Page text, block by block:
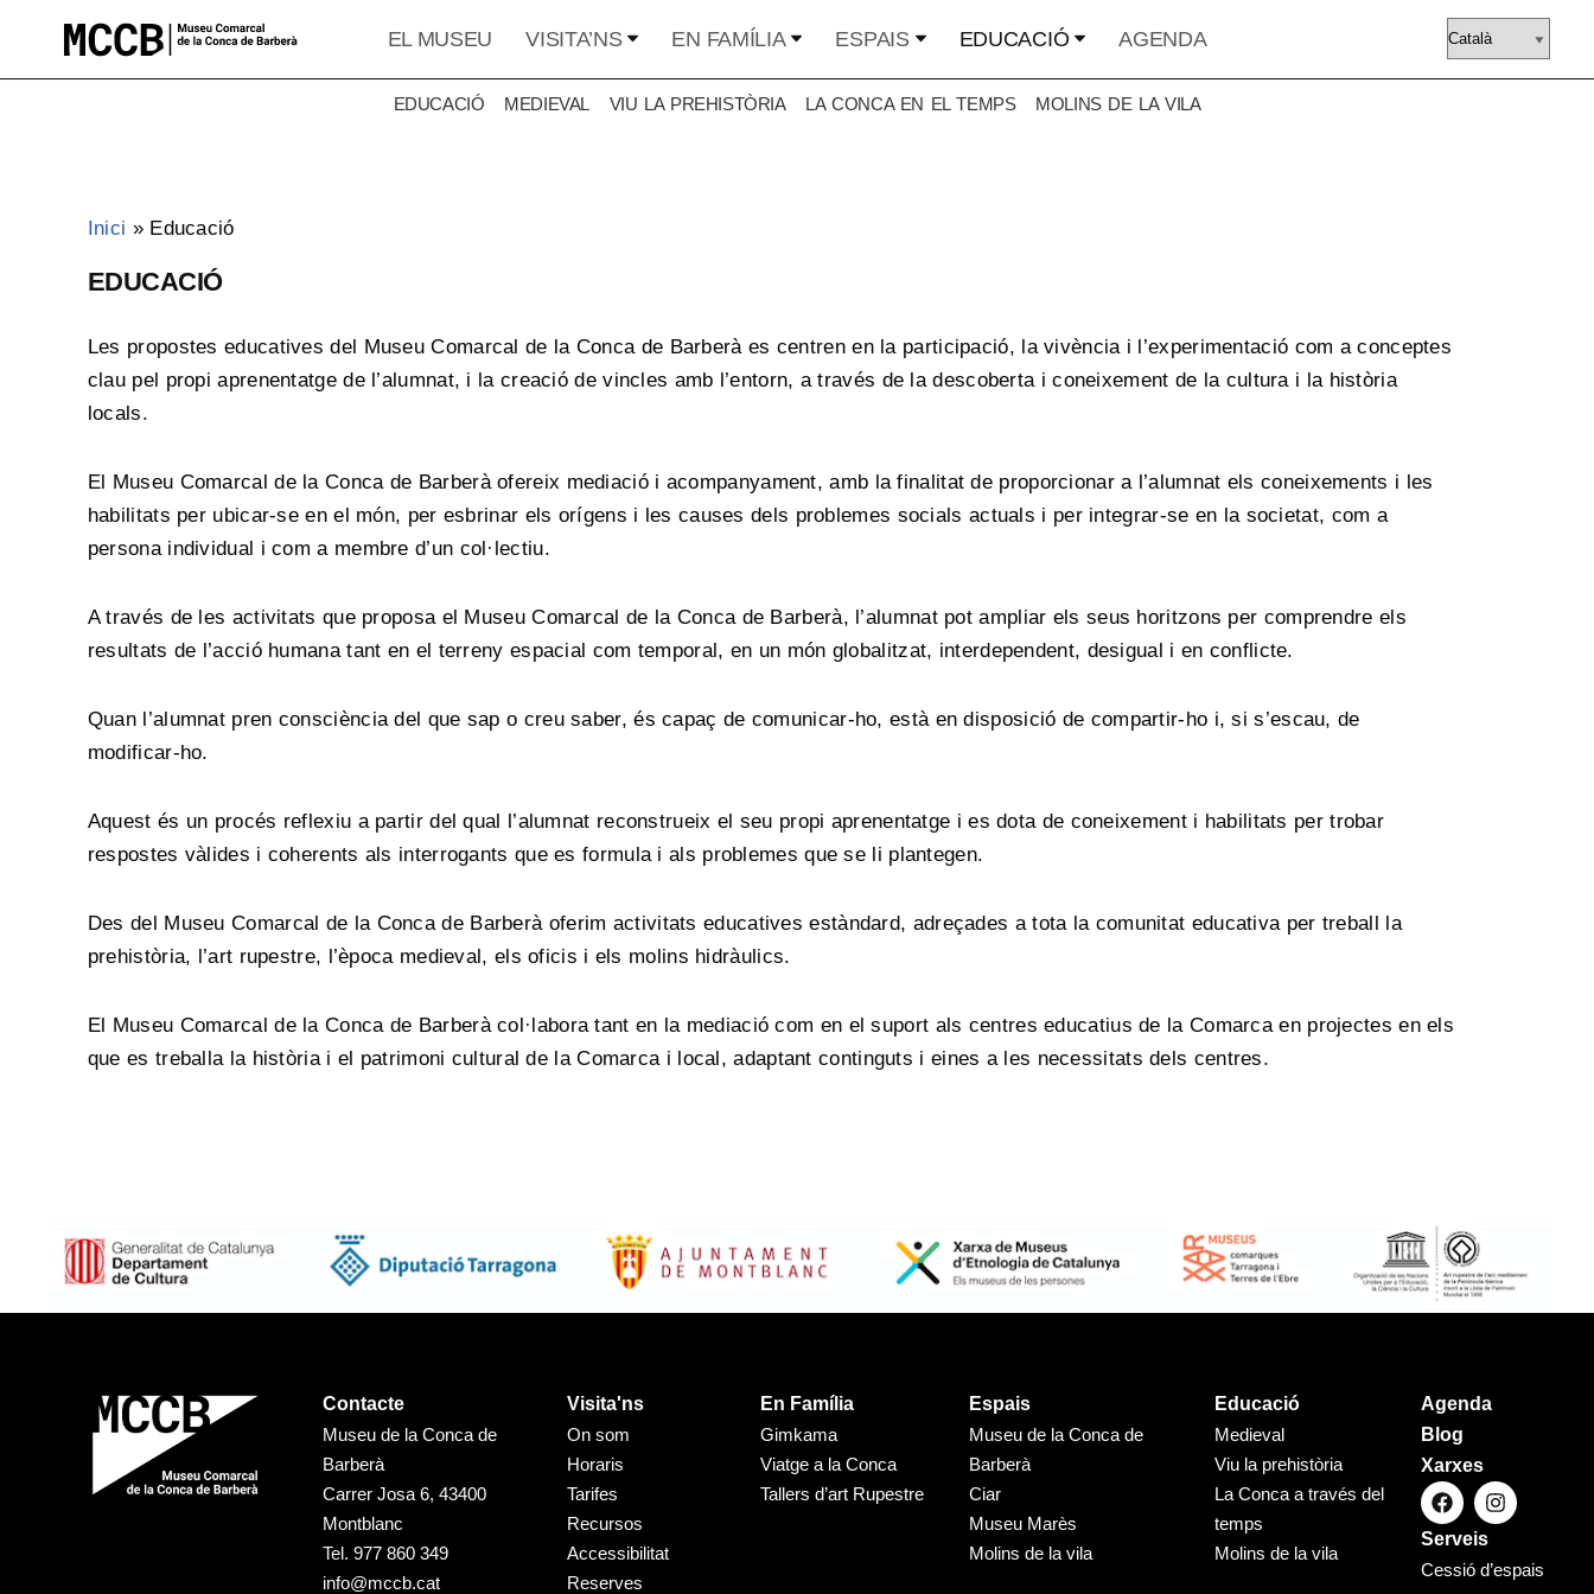
EL MUSEU VISITA’NS EN FAMÍLIA ESPAIS EDUCACIÓ AGENDA
EDUCACIÓ MEDIEVAL VIU LA PREHISTÒRIA LA CONCA EN EL TEMPS MOLINS DE LA VILA
Inici » Educació
EDUCACIÓ
Les propostes educatives del Museu Comarcal de la Conca de Barberà es centren en la participació, la vivència i l’experimentació com a conceptes
clau pel propi aprenentatge de l’alumnat, i la creació de vincles amb l’entorn, a través de la descoberta i coneixement de la cultura i la història
locals.
El Museu Comarcal de la Conca de Barberà ofereix mediació i acompanyament, amb la finalitat de proporcionar a l’alumnat els coneixements i les
habilitats per ubicar-se en el món, per esbrinar els orígens i les causes dels problemes socials actuals i per integrar-se en la societat, com a
persona individual i com a membre d’un col·lectiu.
A través de les activitats que proposa el Museu Comarcal de la Conca de Barberà, l’alumnat pot ampliar els seus horitzons per comprendre els
resultats de l’acció humana tant en el terreny espacial com temporal, en un món globalitzat, interdependent, desigual i en conflicte.
Quan l’alumnat pren consciència del que sap o creu saber, és capaç de comunicar-ho, està en disposició de compartir-ho i, si s’escau, de
modificar-ho.
Aquest és un procés reflexiu a partir del qual l’alumnat reconstrueix el seu propi aprenentatge i es dota de coneixement i habilitats per trobar
respostes vàlides i coherents als interrogants que es formula i als problemes que se li plantegen.
Des del Museu Comarcal de la Conca de Barberà oferim activitats educatives estàndard, adreçades a tota la comunitat educativa per treball la
prehistòria, l’art rupestre, l’època medieval, els oficis i els molins hidràulics.
El Museu Comarcal de la Conca de Barberà col·labora tant en la mediació com en el suport als centres educatius de la Comarca en projectes en els
que es treballa la història i el patrimoni cultural de la Comarca i local, adaptant continguts i eines a les necessitats dels centres.
Contacte
Museu de la Conca de
Barberà
Carrer Josa 6, 43400
Montblanc
Tel. 977 860 349
info@mccb.cat
Visita'ns
On som
Horaris
Tarifes
Recursos
Accessibilitat
Reserves
En Família
Gimkama
Viatge a la Conca
Tallers d’art Rupestre
Espais
Museu de la Conca de
Barberà
Ciar
Museu Marès
Molins de la vila
Educació
Medieval
Viu la prehistòria
La Conca a través del
temps
Molins de la vila
Agenda
Blog
Xarxes
Serveis
Cessió d’espais